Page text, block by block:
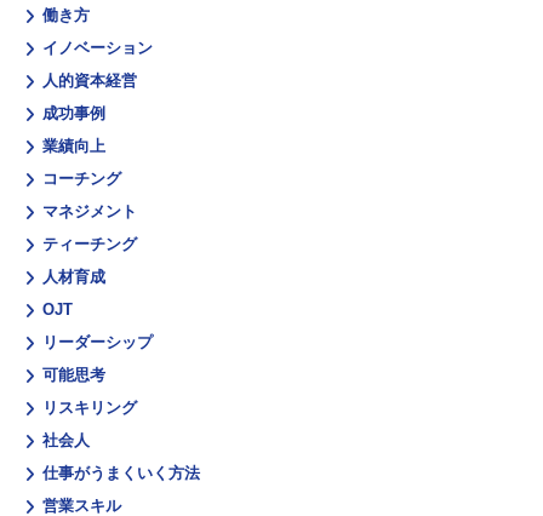
働き方
イノベーション
人的資本経営
成功事例
業績向上
コーチング
マネジメント
ティーチング
人材育成
OJT
リーダーシップ
可能思考
リスキリング
社会人
仕事がうまくいく方法
営業スキル